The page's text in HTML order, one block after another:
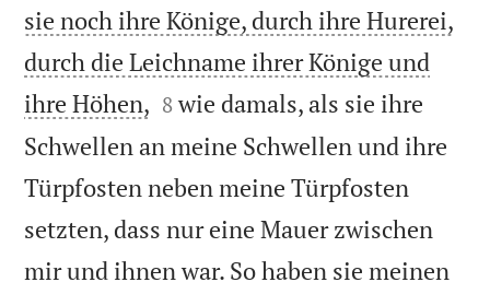
sie noch ihre Könige, durch ihre Hurerei,
durch die Leichname ihrer Könige und
ihre Höhen, 

8 wie damals, als sie ihre
Schwellen an meine Schwellen und ihre
Türpfosten neben meine Türpfosten
setzten, dass nur eine Mauer zwischen
mir und ihnen war. So haben sie meinen